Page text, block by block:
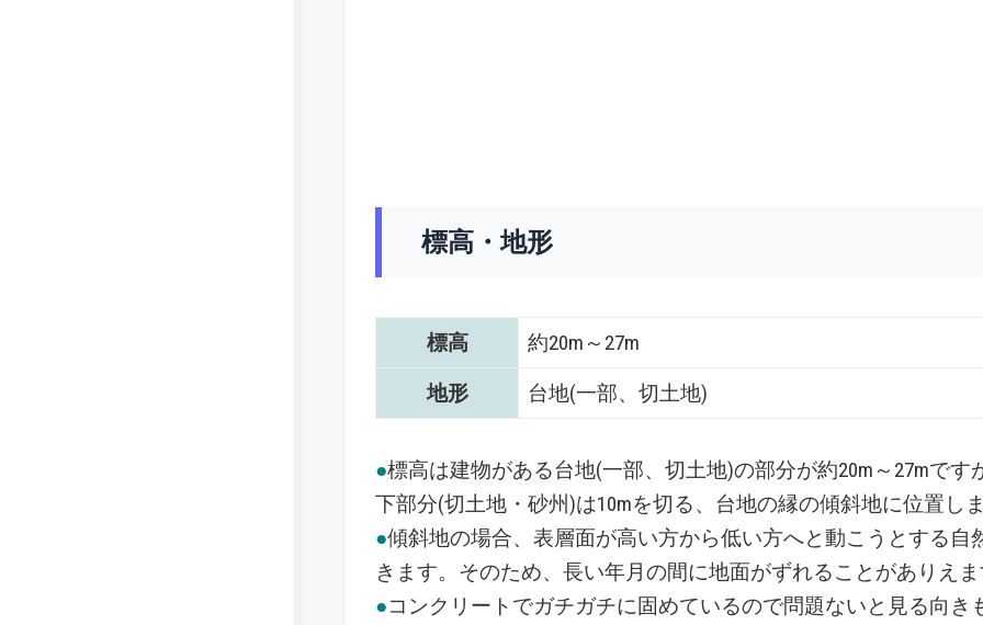
標高・地形
標高
約20m～27m
地形
台地(一部、切土地)
●標高は建物がある台地(一部、切土地)の部分が約20m～27mです
下部分(切土地・砂州)は10mを切る、台地の縁の傾斜地に位置し
●傾斜地の場合、表層面が高い方から低い方へと動こうとする自
きます。そのため、長い年月の間に地面がずれることがありえ
●コンクリートでガチガチに固めているので問題ないと見る向き